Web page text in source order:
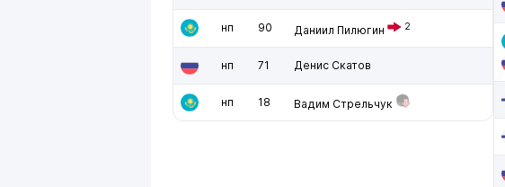
нп 90 Даниил Пилюгин 2
нп 71 Денис Скатов
нп 18 Вадим Стрельчук